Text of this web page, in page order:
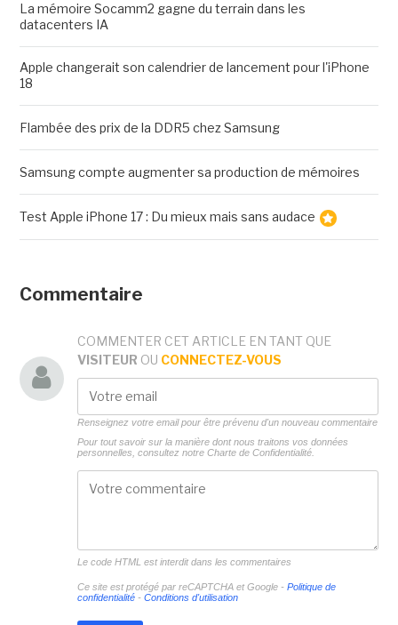
La mémoire Socamm2 gagne du terrain dans les
datacenters IA
Apple changerait son calendrier de lancement pour l'iPhone
18
Flambée des prix de la DDR5 chez Samsung
Samsung compte augmenter sa production de mémoires
Test Apple iPhone 17 : Du mieux mais sans audace
Commentaire
COMMENTER CET ARTICLE EN TANT QUE
VISITEUR OU CONNECTEZ-VOUS
Renseignez votre email pour être prévenu d'un nouveau commentaire
Pour tout savoir sur la manière dont nous traitons vos données
personnelles, consultez notre Charte de Confidentialité.
Le code HTML est interdit dans les commentaires
Ce site est protégé par reCAPTCHA et Google - Politique de
confidentialité- Conditions d'utilisation